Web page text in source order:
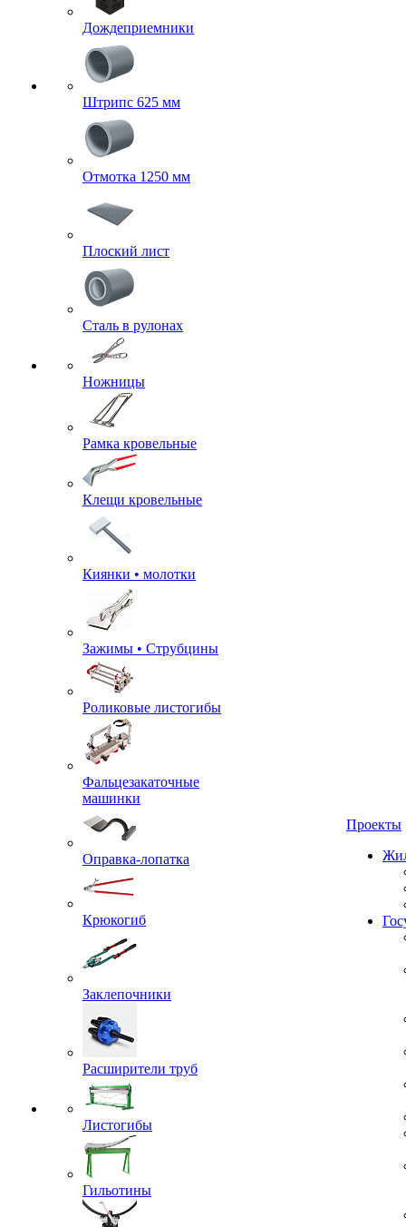
Дождеприемники
Штрипс 625 мм
Отмотка 1250 мм
Плоский лист
Сталь в рулонах
Ножницы
Рамка кровельные
Клещи кровельные
Киянки • молотки
Зажимы • Струбцины
Роликовые листогибы
Фальцезакаточные
машинки
Оправка-лопатка
Крюкогиб
Заклепочники
Расширители труб
Листогибы
Гильотины
Проекты